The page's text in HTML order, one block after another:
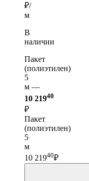
₽/
м
В
наличии
Пакет
(полиэтилен)
5
м —
10 21940
₽
Пакет
(полиэтилен)
5
м
10 21940₽